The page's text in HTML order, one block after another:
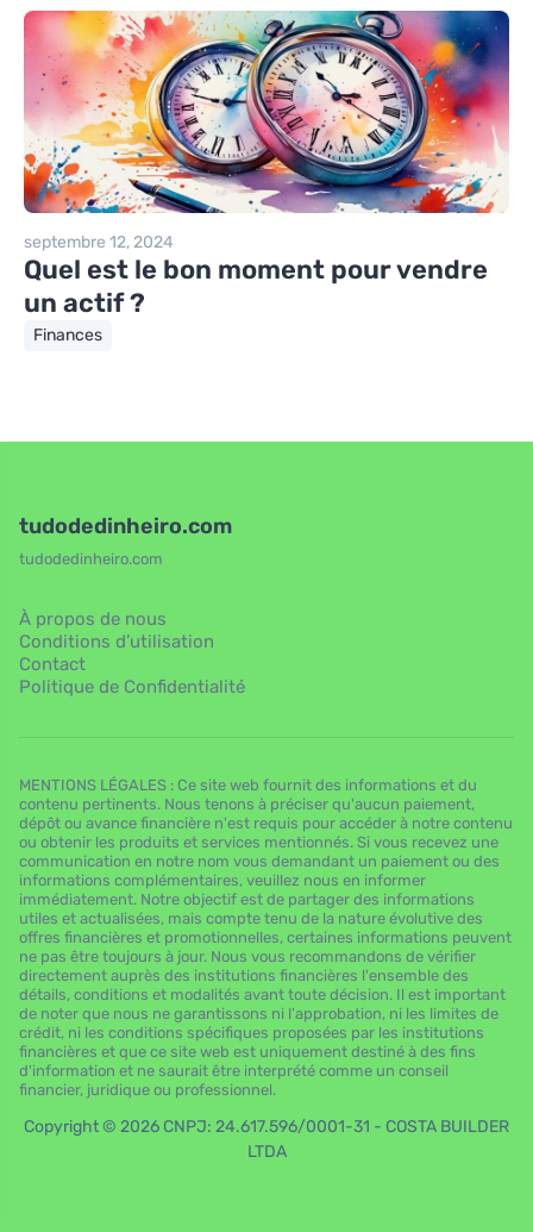
septembre 12, 2024
Quel est le bon moment pour vendre
un actif ?
Finances
tudodedinheiro.com
tudodedinheiro.com
À propos de nous
Conditions d’utilisation
Contact
Politique de Confidentialité
MENTIONS LÉGALES : Ce site web fournit des informations et du
contenu pertinents. Nous tenons à préciser qu'aucun paiement,
dépôt ou avance financière n'est requis pour accéder à notre contenu
ou obtenir les produits et services mentionnés. Si vous recevez une
communication en notre nom vous demandant un paiement ou des
informations complémentaires, veuillez nous en informer
immédiatement. Notre objectif est de partager des informations
utiles et actualisées, mais compte tenu de la nature évolutive des
offres financières et promotionnelles, certaines informations peuvent
ne pas être toujours à jour. Nous vous recommandons de vérifier
directement auprès des institutions financières l'ensemble des
détails, conditions et modalités avant toute décision. Il est important
de noter que nous ne garantissons ni l'approbation, ni les limites de
crédit, ni les conditions spécifiques proposées par les institutions
financières et que ce site web est uniquement destiné à des fins
d'information et ne saurait être interprété comme un conseil
financier, juridique ou professionnel.
Copyright © 2026 CNPJ: 24.617.596/0001-31 - COSTA BUILDER
LTDA